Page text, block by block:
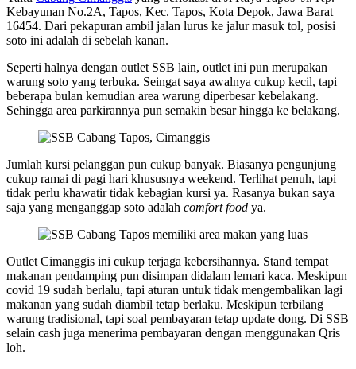
Kebayunan No.2A, Tapos, Kec. Tapos, Kota Depok, Jawa Barat
16454. Dari pekapuran ambil jalan lurus ke jalur masuk tol, posisi
soto ini adalah di sebelah kanan.
Seperti halnya dengan outlet SSB lain, outlet ini pun merupakan
warung soto yang terbuka. Seingat saya awalnya cukup kecil, tapi
beberapa bulan kemudian area warung diperbesar kebelakang.
Sehingga area parkirannya pun semakin besar hingga ke belakang.
Jumlah kursi pelanggan pun cukup banyak. Biasanya pengunjung
cukup ramai di pagi hari khususnya weekend. Terlihat penuh, tapi
tidak perlu khawatir tidak kebagian kursi ya. Rasanya bukan saya
saja yang menganggap soto adalah comfort food ya.
Outlet Cimanggis ini cukup terjaga kebersihannya. Stand tempat
makanan pendamping pun disimpan didalam lemari kaca. Meskipun
covid 19 sudah berlalu, tapi aturan untuk tidak mengembalikan lagi
makanan yang sudah diambil tetap berlaku. Meskipun terbilang
warung tradisional, tapi soal pembayaran tetap update dong. Di SSB
selain cash juga menerima pembayaran dengan menggunakan Qris
loh.